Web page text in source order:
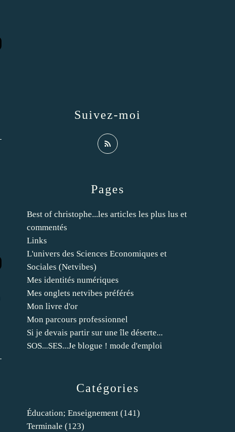
Catégories
Éducation; Enseignement (141)
Terminale (123)
Pages
Best of christophe...les articles les plus lus et
commentés
Links
L'univers des Sciences Economiques et
Sociales (Netvibes)
Mes identités numériques
Mes onglets netvibes préférés
Mon livre d'or
Mon parcours professionnel
Si je devais partir sur une île déserte...
SOS...SES...Je blogue ! mode d'emploi
Suivez-moi